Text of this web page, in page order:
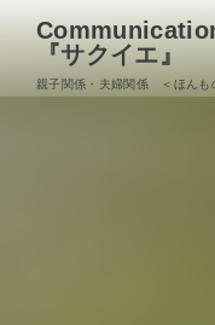
『サクイエ』
親子関係・夫婦関係 ＜ほんも